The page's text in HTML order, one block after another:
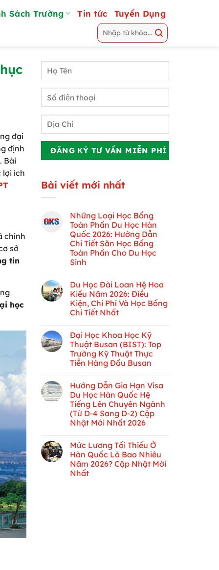
Sách Trường Tin tức Tuyển Dụng
đại
định
. Bài
lợi ích
chính
sở
tin
học
Bài viết mới nhất
Những Loại Học Bổng
Toàn Phần Du Học Hàn
Quốc 2026: Hướng Dẫn
Chi Tiết Săn Học Bổng
Toàn Phần Cho Du Học
Sinh
Du Học Đài Loan Hệ Hoa
Kiều Năm 2026: Điều
Kiện, Chi Phí Và Học Bổng
Chi Tiết Nhất
Đại Học Khoa Học Kỹ
Thuật Busan (BIST): Top
Trường Kỹ Thuật Thực
Tiễn Hàng Đầu Busan
Hướng Dẫn Gia Hạn Visa
Du Học Hàn Quốc Hệ
Tiếng Lên Chuyên Ngành
(Từ D-4 Sang D-2) Cập
Nhật Mới Nhất 2026
Mức Lương Tối Thiểu Ở
Hàn Quốc Là Bao Nhiêu
Năm 2026? Cập Nhật Mới
Nhất